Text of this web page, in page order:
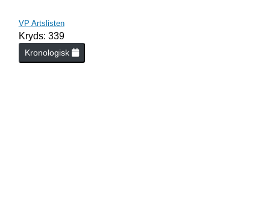
VP Artslisten
Kryds: 339
Kronologisk